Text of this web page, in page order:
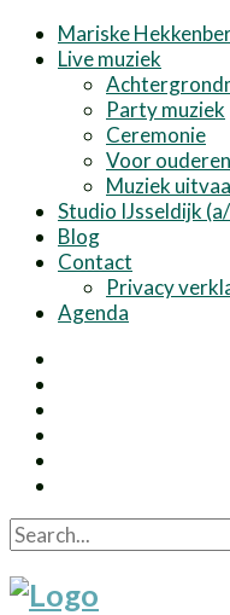
Mariske
Live muziek
Party muziek
Ceremonie
Voor ouderen
Muziek
Studio IJsseldijk
Blog
Contact
Privacy
Agenda